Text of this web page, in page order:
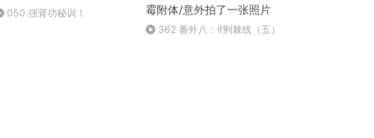
050.强肾功秘训！
霉附体/意外拍了一张照片
362 番外八：if荆棘线（五）